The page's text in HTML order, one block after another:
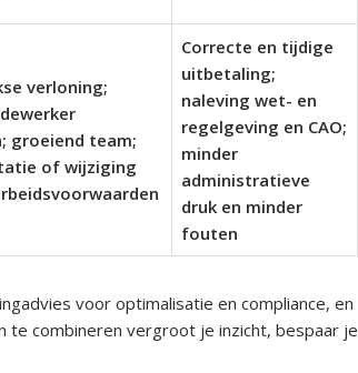
verloning;
groeiend team;
of wijziging
Correcte en tijdige
uitbetaling;
naleving wet- en
regelgeving en CAO;
minder
administratieve
druk en minder
fouten
voor optimalisatie en compliance, en
combineren vergroot je inzicht, bespaar je